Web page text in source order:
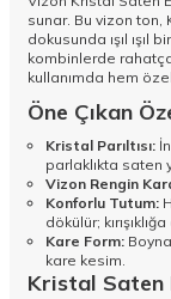
sunar. Bu vizon ton,
dokusunda ışıl ışıl
kombinlerde
kullanımda hem
Öne Çıkan
Kristal Parıltısı:
parlaklıkta saten
Vizon Rengin
Konforlu Tutum:
dökülür;
Kare Form:
kare kesim.
Kristal Saten